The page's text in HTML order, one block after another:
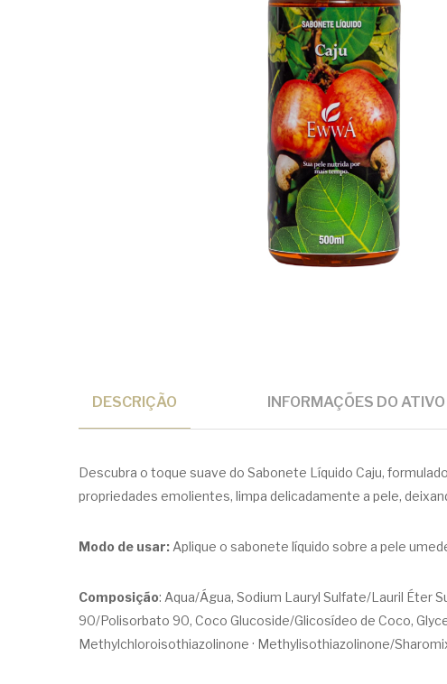
DESCRIÇÃO INFORMAÇÕES DO ATIVO
Descubra o toque suave do Sabonete Líquido Caju,
propriedades emolientes, limpa delicadamente a pele,
Modo de usar: Aplique o sabonete líquido sobre a pele
Composição: Aqua/Água, Sodium Lauryl Sulfate/Lauril Éter
90/Polisorbato 90, Coco Glucoside/Glicosídeo de Coco,
Methylchloroisothiazolinone · Methylisothiazolinone/